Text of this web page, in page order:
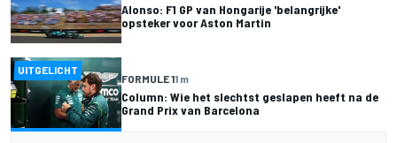
Alonso: F1 GP van Hongarije 'belangrijke'
opsteker voor Aston Martin
UITGELICHT
FORMULE 11 m
Column: Wie het slechtst geslapen heeft na de
Grand Prix van Barcelona